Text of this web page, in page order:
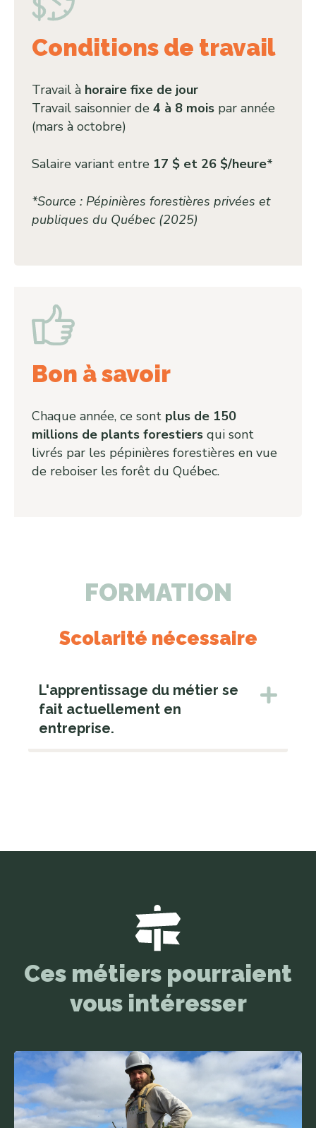
Conditions de travail
Travail à horaire fixe de jour
Travail saisonnier de 4 à 8 mois par année
(mars à octobre)
Salaire variant entre 17 $ et 26 $/heure*
*Source : Pépinières forestières privées et
publiques du Québec (2025)
Bon à savoir
Chaque année, ce sont plus de 150
millions de plants forestiers qui sont
livrés par les pépinières forestières en vue
de reboiser les forêt du Québec.
FORMATION
Scolarité nécessaire
L'apprentissage du métier se
fait actuellement en
entreprise.
Ces métiers pourraient
vous intéresser